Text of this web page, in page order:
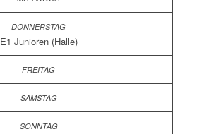
E1 Junioren (Halle)